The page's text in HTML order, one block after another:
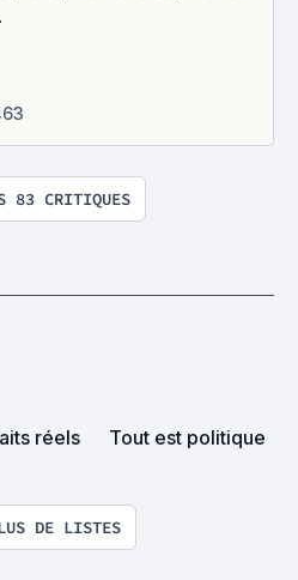
83 CRITIQUES
réels Tout est politique
DE LISTES